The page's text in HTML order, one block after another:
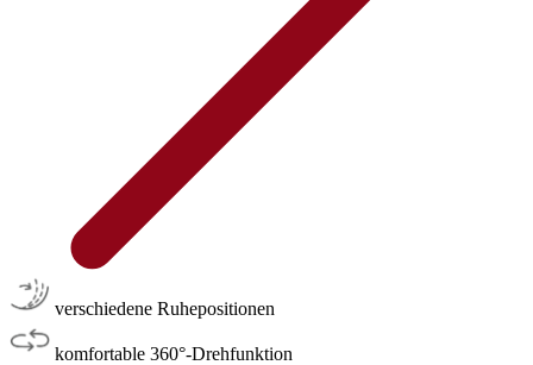
verschiedene Ruhepositionen
komfortable 360°-Drehfunktion